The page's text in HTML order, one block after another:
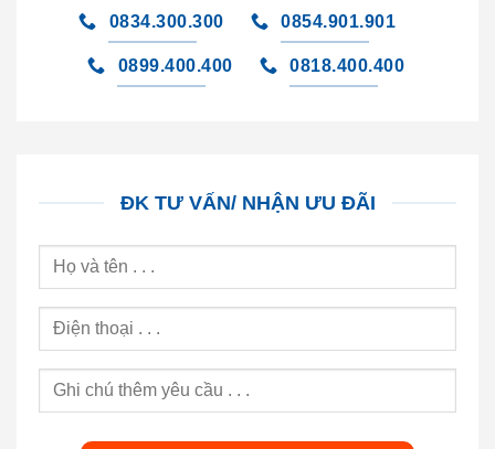
0834.300.300 0854.901.901
0899.400.400 0818.400.400
ĐK TƯ VẤN/ NHẬN ƯU ĐÃI